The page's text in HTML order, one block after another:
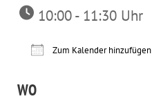
10:00 - 11:30 Uhr
Zum Kalender hinzufügen
WO